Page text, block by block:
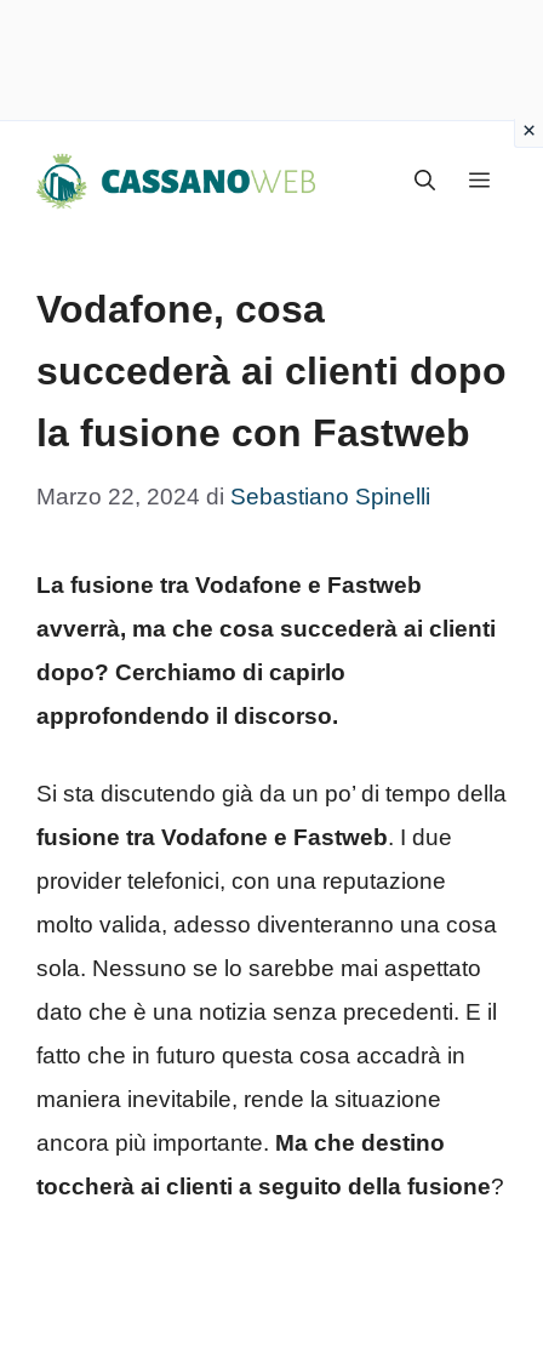
Menu
Vodafone, cosa
succederà ai clienti dopo
la fusione con Fastweb
Marzo 22, 2024 di Sebastiano Spinelli
La fusione tra Vodafone e Fastweb
avverrà, ma che cosa succederà ai clienti
dopo? Cerchiamo di capirlo
approfondendo il discorso.
Si sta discutendo già da un po’ di tempo della
fusione tra Vodafone e Fastweb. I due
provider telefonici, con una reputazione
molto valida, adesso diventeranno una cosa
sola. Nessuno se lo sarebbe mai aspettato
dato che è una notizia senza precedenti. E il
fatto che in futuro questa cosa accadrà in
maniera inevitabile, rende la situazione
ancora più importante. Ma che destino
toccherà ai clienti a seguito della fusione?